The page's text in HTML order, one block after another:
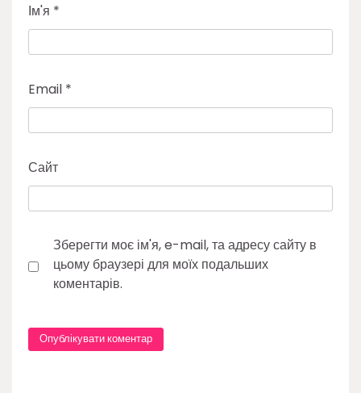
Ім'я *
Email *
Сайт
Зберегти моє ім'я, e-mail, та адресу сайту в
цьому браузері для моїх подальших
коментарів.